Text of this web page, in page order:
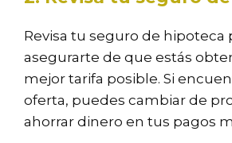
Revisa tu seguro de hipoteca
asegurarte de que estás
mejor tarifa posible. Si
oferta, puedes cambiar de
ahorrar dinero en tus pagos